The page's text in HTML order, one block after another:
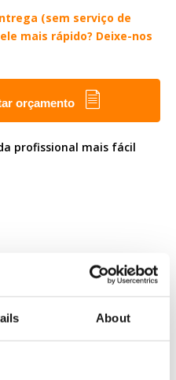
About
(sem serviço de
mais rápido? Deixe-nos
orçamento
profissional mais fácil
dele mais rápido?